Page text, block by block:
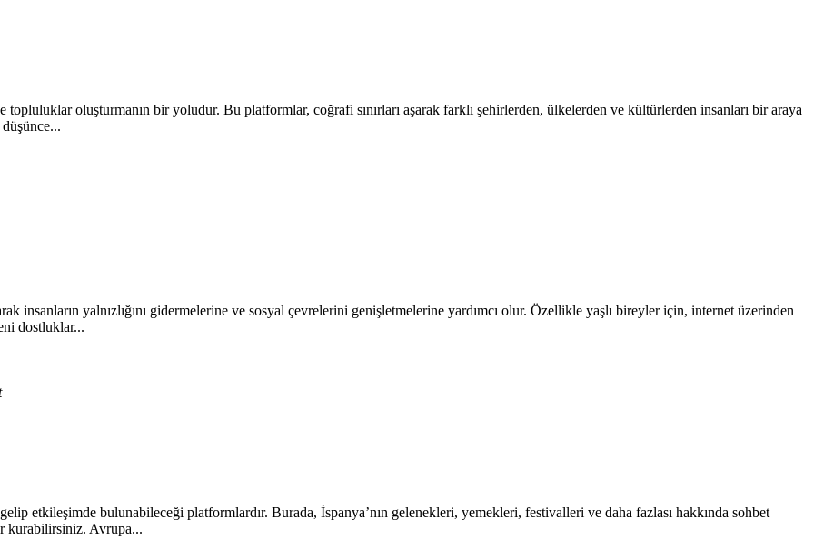
topluluklar oluşturmanın bir yoludur. Bu platformlar, coğrafi sınırları aşarak farklı şehirlerden, ülkelerden ve kültürlerden insanları bir araya
insanların yalnızlığını gidermelerine ve sosyal çevrelerini genişletmelerine yardımcı olur. Özellikle yaşlı bireyler için, internet üzerinden
dostluklar...
etkileşimde bulunabileceği platformlardır. Burada, İspanya’nın gelenekleri, yemekleri, festivalleri ve daha fazlası hakkında sohbet
kurabilirsiniz. Avrupa...